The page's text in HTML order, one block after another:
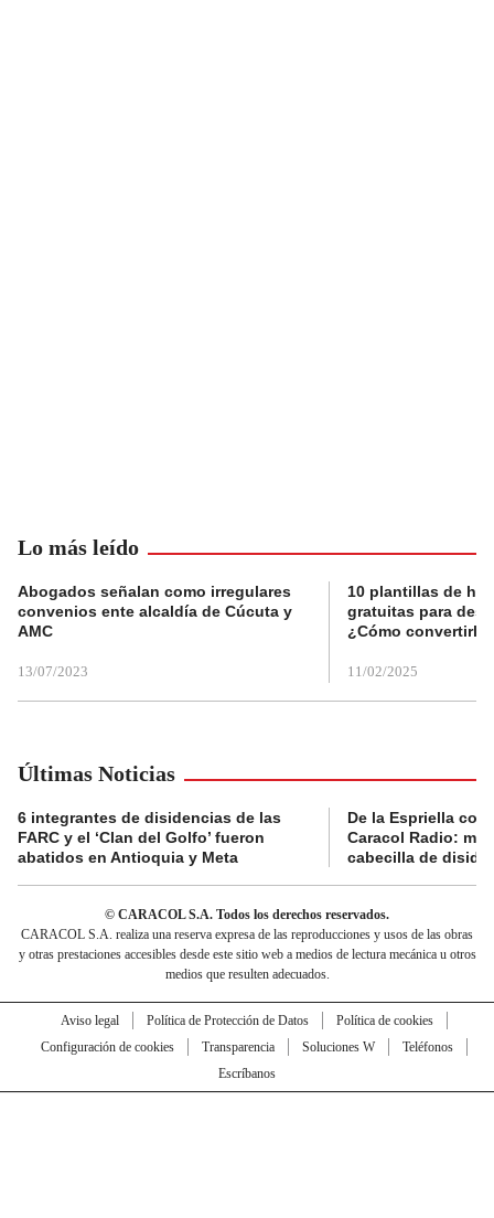
Lo más leído
Abogados señalan como irregulares
convenios ente alcaldía de Cúcuta y
AMC
13/07/2023
10 plantillas de
gratuitas para
¿Cómo convertirla
11/02/2025
Últimas Noticias
6 integrantes de disidencias de las
FARC y el ‘Clan del Golfo’ fueron
abatidos en Antioquia y Meta
De la Espriella
Caracol Radio:
cabecilla de
© CARACOL S.A. Todos los derechos reservados.
CARACOL S.A. realiza una reserva expresa de las reproducciones y usos de las obras
y otras prestaciones accesibles desde este sitio web a medios de lectura mecánica u otros
medios que resulten adecuados.
Aviso legal Política de Protección de Datos
Política de cookies
Configuración de cookies
Transparencia Soluciones W
Teléfonos
Escríbanos